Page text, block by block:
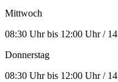
Mittwoch
08:30 Uhr bis 12:00 Uhr /
Donnerstag
08:30 Uhr bis 12:00 Uhr /